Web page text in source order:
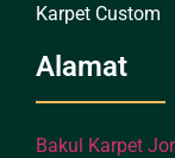
Karpet Custom
Alamat
Bakul Karpet